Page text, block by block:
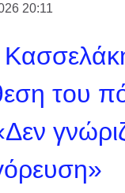
20:11
του